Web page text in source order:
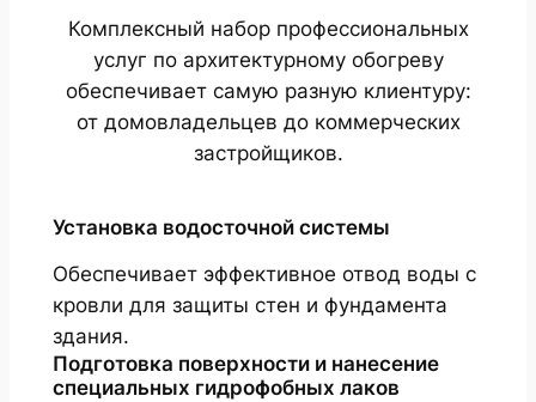
Комплексный набор профессиональных
услуг по архитектурному обогреву
обеспечивает самую разную клиентуру:
от домовладельцев до коммерческих
застройщиков.
Установка водосточной системы
Обеспечивает эффективное отвод воды с
кровли для защиты стен и фундамента
здания.
Подготовка поверхности и нанесение
специальных гидрофобных лаков